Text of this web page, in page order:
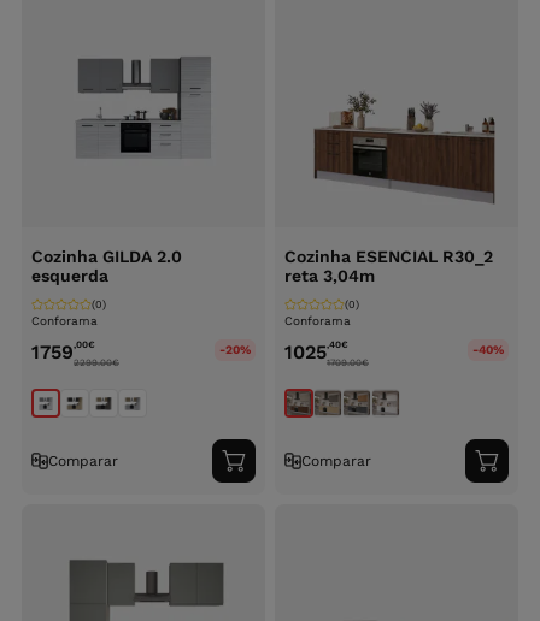
Cozinha GILDA 2.0
esquerda
Conforama
(0)
1759,00€
2299.00€
-20%
Comparar
Adicionar
ao
Cozinha ESENCIAL R30_2
reta 3,04m
Conforama
(0)
1025,40€
1709.00€
-40%
Comparar
ao